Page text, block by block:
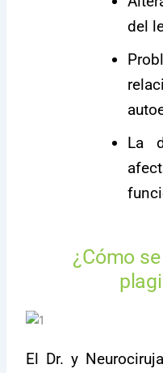
del
La
¿Cómo
El Dr. y